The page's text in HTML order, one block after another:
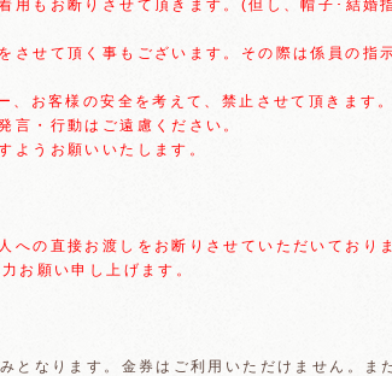
用もお断りさせて頂きます。(但し、帽子･結婚
させて頂く事もございます。その際は係員の指
お客様の安全を考えて、禁止させて頂きます。
言・行動はご遠慮ください。
ようお願いいたします。
への直接お渡しをお断りさせていただいており
お願い申し上げます。
となります。金券はご利用いただけません。ま